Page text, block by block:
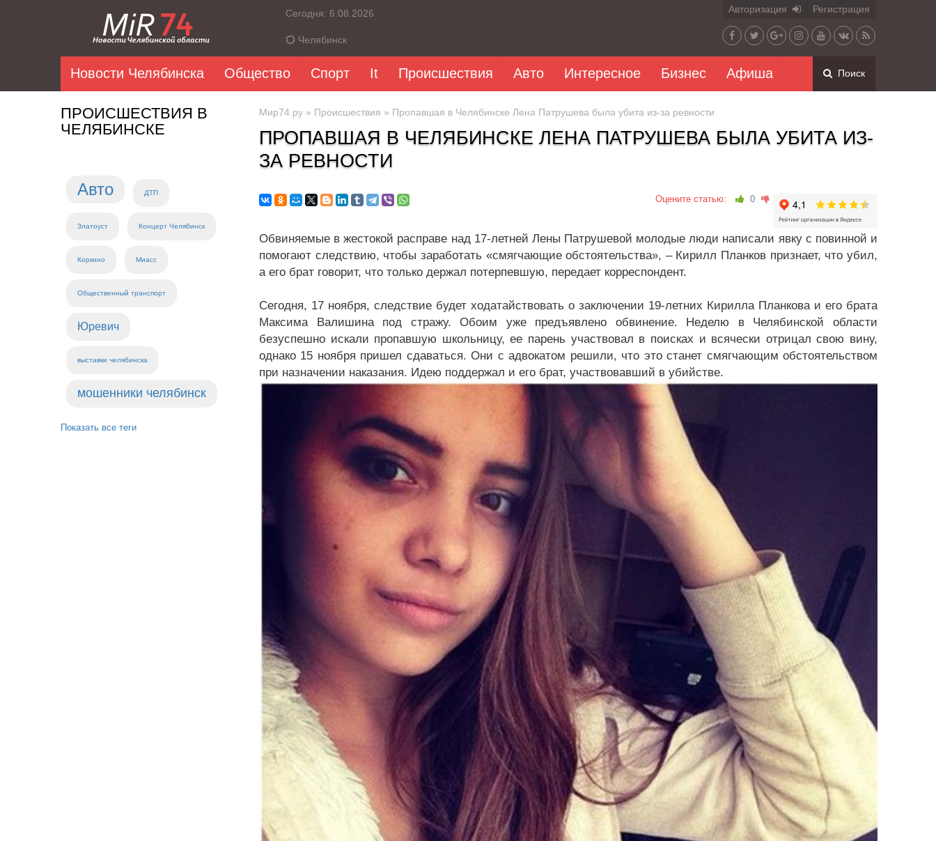
Сегодня: 6.08.2026
Челябинск
Авторизация Регистрация
Новости Челябинска Общество Спорт It Происшествия Авто Интересное Бизнес Афиша Поиск
ПРОИСШЕСТВИЯ В
ЧЕЛЯБИНСКЕ
Авто ДТП
Златоуст Концерт Челябинск
Коркино Миасс
Общественный транспорт
Юревич
выставки челябинска
мошенники челябинск
Показать все теги
Мир74.ру » Происшествия » Пропавшая в Челябинске Лена Патрушева была убита из-за ревности
ПРОПАВШАЯ В ЧЕЛЯБИНСКЕ ЛЕНА ПАТРУШЕВА БЫЛА УБИТА ИЗ-
ЗА РЕВНОСТИ
Оцените статью: 0
Обвиняемые в жестокой расправе над 17-летней Лены Патрушевой молодые люди написали явку с повинной и
помогают следствию, чтобы заработать «смягчающие обстоятельства», – Кирилл Планков признает, что убил,
а его брат говорит, что только держал потерпевшую, передает корреспондент.
Сегодня, 17 ноября, следствие будет ходатайствовать о заключении 19-летних Кирилла Планкова и его брата
Максима Валишина под стражу. Обоим уже предъявлено обвинение. Неделю в Челябинской области
безуспешно искали пропавшую школьницу, ее парень участвовал в поисках и всячески отрицал свою вину,
однако 15 ноября пришел сдаваться. Они с адвокатом решили, что это станет смягчающим обстоятельством
при назначении наказания. Идею поддержал и его брат, участвовавший в убийстве.